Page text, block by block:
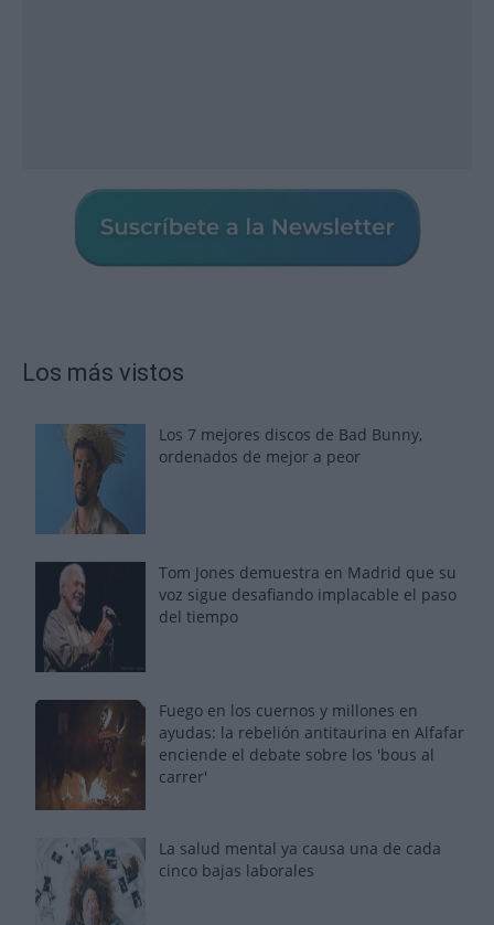
Los más vistos
Los 7 mejores discos de Bad Bunny,
ordenados de mejor a peor
Tom Jones demuestra en Madrid que su
voz sigue desafiando implacable el paso
del tiempo
Fuego en los cuernos y millones en
ayudas: la rebelión antitaurina en Alfafar
enciende el debate sobre los 'bous al
carrer'
La salud mental ya causa una de cada
cinco bajas laborales